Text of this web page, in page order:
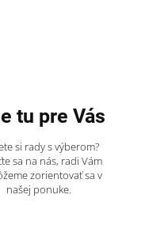
tu pre Vás
si rady s výberom?
sa na nás, radi Vám
zorientovať sa v
našej ponuke.